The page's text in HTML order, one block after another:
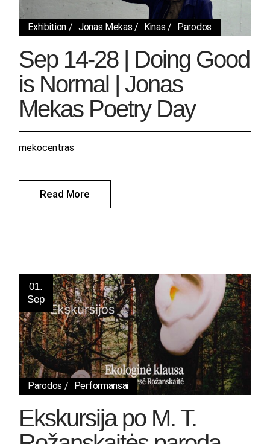
Exhibition Jonas Mekas Kinas Parodos
Sep 14-28 | Doing Good
is Normal | Jonas
Mekas Poetry Day
Read More
mekocentras
01.
Sep
Parodos Performansai
Ekskursija po M. T.